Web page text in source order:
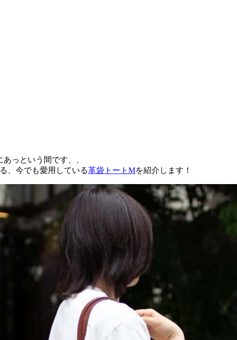
っという間です、、
、今でも愛用している革袋トートMを紹介します！